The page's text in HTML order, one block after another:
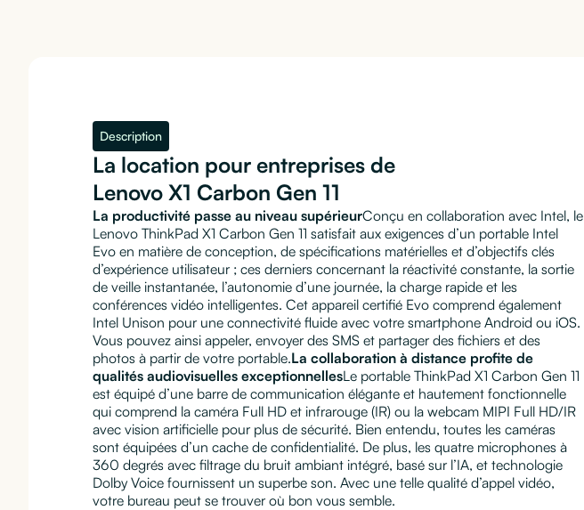
Description
La location pour entreprises de
Lenovo X1 Carbon Gen 11
La productivité passe au niveau supérieurConçu en collaboration avec Intel, le
Lenovo ThinkPad X1 Carbon Gen 11 satisfait aux exigences d’un portable Intel
Evo en matière de conception, de spécifications matérielles et d’objectifs clés
d’expérience utilisateur ; ces derniers concernant la réactivité constante, la sortie
de veille instantanée, l’autonomie d’une journée, la charge rapide et les
conférences vidéo intelligentes. Cet appareil certifié Evo comprend également
Intel Unison pour une connectivité fluide avec votre smartphone Android ou iOS.
Vous pouvez ainsi appeler, envoyer des SMS et partager des fichiers et des
photos à partir de votre portable.La collaboration à distance profite de
qualités audiovisuelles exceptionnellesLe portable ThinkPad X1 Carbon Gen 11
est équipé d’une barre de communication élégante et hautement fonctionnelle
qui comprend la caméra Full HD et infrarouge (IR) ou la webcam MIPI Full HD/IR
avec vision artificielle pour plus de sécurité. Bien entendu, toutes les caméras
sont équipées d’un cache de confidentialité. De plus, les quatre microphones à
360 degrés avec filtrage du bruit ambiant intégré, basé sur l’IA, et technologie
Dolby Voice fournissent un superbe son. Avec une telle qualité d’appel vidéo,
votre bureau peut se trouver où bon vous semble.